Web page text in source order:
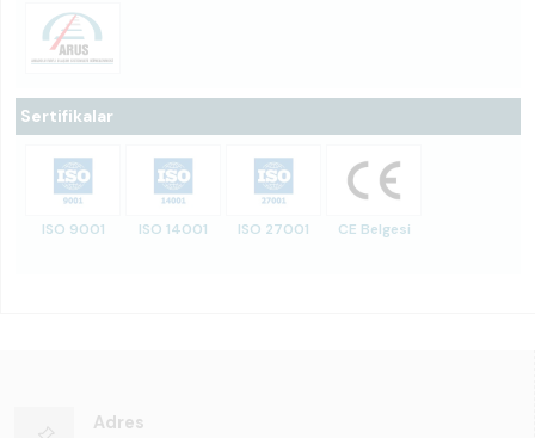
Sertifikalar
ISO 9001 ISO 14001 ISO 27001 CE Belgesi
Adres